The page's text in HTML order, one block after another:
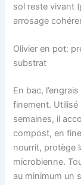
sol reste vivant
arrosage
Olivier en pot:
substrat
En bac,
finement.
semaines, il
compost, en
nourrit, protège
microbienne.
au minimum un